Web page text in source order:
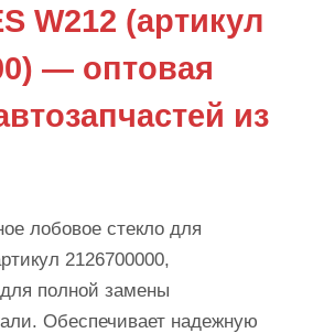
W212 (артикул
— оптовая
из
лобовое стекло для
2126700000,
полной замены
Обеспечивает надежную